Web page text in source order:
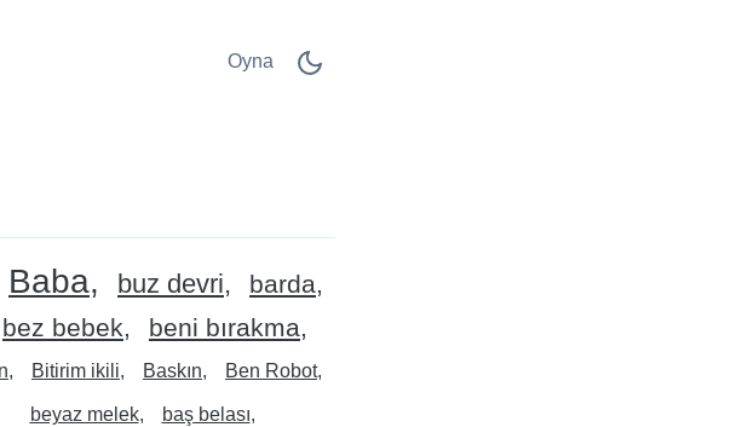
Oyna
Baba buz devri
barda
bez bebek beni bırakma
Bitirim ikili Baskın Ben Robot
beyaz melek baş belası